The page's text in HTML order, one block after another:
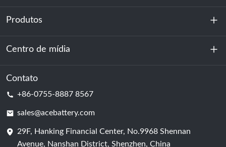
Sobre nós
Sustentabilidade
Produtos
Armazenamento de energia
Centro de dados e sala de servidores
Célula de bateria
Centro de mídia
Notícias
Contato
+86-0755-8887 8567
sales@acebattery.com
29F, Hanking Financial Center, No.9968 Shennan
Avenue, Nanshan District, Shenzhen, China